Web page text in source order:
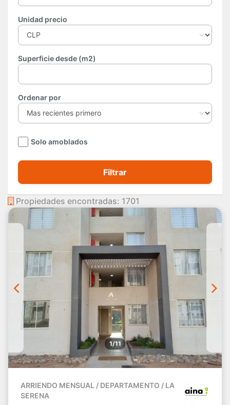
Unidad precio
Superficie desde (m2)
Ordenar por
Solo amoblados
Filtrar
Propiedades encontradas: 1701
1/11
ARRIENDO MENSUAL / DEPARTAMENTO / LA
SERENA